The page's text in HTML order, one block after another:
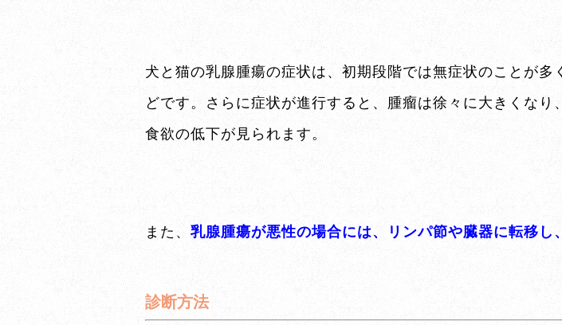
犬と猫の乳腺腫瘍の症状は、初期段階では無症状のことが
どです。さらに症状が進行すると、腫瘤は徐々に大きくな
食欲の低下が見られます。
また、 乳腺腫瘍が悪性の場合には、リンパ節や臓器に転移し
診断方法